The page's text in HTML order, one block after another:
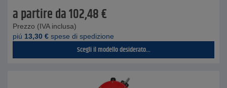
a partire da102,48€
Prezzo (IVA inclusa)
piú 13,30 € spese di spedizione
Scegli il modello desiderato...